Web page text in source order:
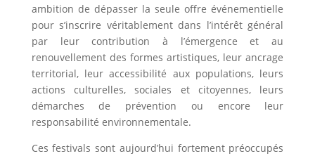
ambition de dépasser la seule offre événementielle
pour s’inscrire véritablement dans l’intérêt général
par leur contribution à l’émergence et au
renouvellement des formes artistiques, leur ancrage
territorial, leur accessibilité aux populations, leurs
actions culturelles, sociales et citoyennes, leurs
démarches de prévention ou encore leur
responsabilité environnementale.
Ces festivals sont aujourd’hui fortement préoccupés